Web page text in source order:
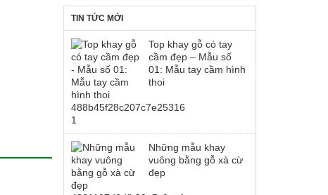
TIN TỨC MỚI
Top khay gỗ có tay
cầm đẹp – Mẫu số
01: Mẫu tay cầm hình
thoi
Những mẫu khay
vuông bằng gỗ xà cừ
đẹp